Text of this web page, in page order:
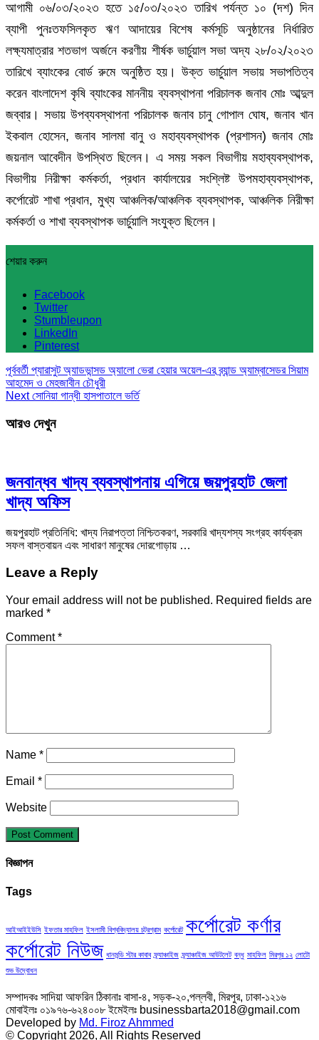
আগামী ০৬/০৩/২০২৩ হতে ১৫/০৩/২০২৩ তারিখ পর্যন্ত ১০ (দশ) দিন
ব্যাপী পুনঃতফসিলকৃত ঋণ আদায়ের বিশেষ কর্মসূচি অনুষ্ঠানের নির্ধারিত
লক্ষ্যমাত্রার শতভাগ অর্জনে করণীয় শীর্ষক ভার্চুয়াল সভা অদ্য ২৮/০২/২০২৩
তারিখে ব্যাংকের বোর্ড রুমে অনুষ্ঠিত হয়। উক্ত ভার্চুয়াল সভায় সভাপতিত্ব
করেন বাংলাদেশ কৃষি ব্যাংকের মাননীয় ব্যবস্থাপনা পরিচালক জনাব মোঃ আব্দুল
জব্বার। সভায় উপব্যবস্থাপনা পরিচালক জনাব চানু গোপাল ঘোষ, জনাব খান
ইকবাল হোসেন, জনাব সালমা বানু ও মহাব্যবস্থাপক (প্রশাসন) জনাব মোঃ
জয়নাল আবেদীন উপস্থিত ছিলেন। এ সময় সকল বিভাগীয় মহাব্যবস্থাপক,
বিভাগীয় নিরীক্ষা কর্মকর্তা, প্রধান কার্যালয়ের সংশ্লিষ্ট উপমহাব্যবস্থাপক,
কর্পোরেট শাখা প্রধান, মুখ্য আঞ্চলিক/আঞ্চলিক ব্যবস্থাপক, আঞ্চলিক নিরীক্ষা
কর্মকর্তা ও শাখা ব্যবস্থাপক ভার্চুয়ালি সংযুক্ত ছিলেন।
শেয়ার করুন
Facebook
Twitter
Stumbleupon
LinkedIn
Pinterest
পূর্ববর্তী প্যারাসুট অ্যাডভান্সড অ্যালো ভেরা হেয়ার অয়েল-এর ব্র্যান্ড অ্যাম্বাসেডর সিয়াম
আহমেদ ও মেহজাবীন চৌধুরী
Nextসোনিয়া গান্ধী হাসপাতালে ভর্তি
আরও দেখুন
জনবান্ধব খাদ্য ব্যবস্থাপনায় এগিয়ে জয়পুরহাট জেলা
খাদ্য অফিস
জয়পুরহাট প্রতিনিধি: খাদ্য নিরাপত্তা নিশ্চিতকরণ, সরকারি খাদ্যশস্য সংগ্রহ কার্যক্রম
সফল বাস্তবায়ন এবং সাধারণ মানুষের দোরগোড়ায় …
Leave a Reply
Your email address will not be published. Required fields are
marked *
Comment*
Name *
Email *
Website
বিজ্ঞাপন
Tags
আইআইইউসি ইফতার মাহফিল ইসলামী বিশ্ববিদ্যালয় চট্রগ্রাম কর্পোরেট কর্পোরেট কর্ণার
কর্পোরেট নিউজ ধানমন্ডি স্টার কাবাব ফ্র্যাঞ্চাইজ ফ্র্যাঞ্চাইজ আউটলেট বন্ধু মাহফিল মিরপুর ১২ লোটো
শুভ উদ্বোধন
সম্পাদকঃ সাদিয়া আফরিন ঠিকানাঃ বাসা-৪, সড়ক-২০,পল্লবী, মিরপুর, ঢাকা-১২১৬
মোবাইলঃ ০১৯৭৬-৬২৪০০৮ ইমেইলঃ businessbarta2018@gmail.com
Developed by Md. Firoz Ahmmed
© Copyright 2026, All Rights Reserved